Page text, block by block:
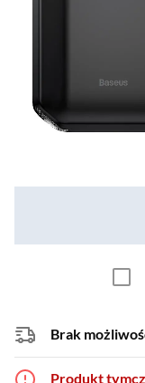
Brak
Produkt